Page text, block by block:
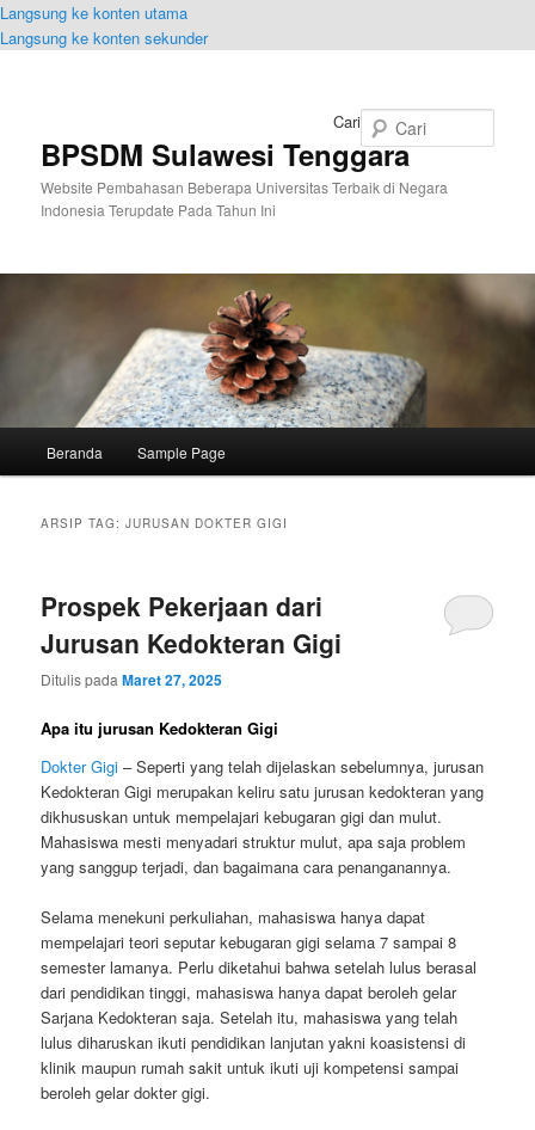
Langsung ke konten utama
Langsung ke konten sekunder
BPSDM Sulawesi Tenggara
Website Pembahasan Beberapa Universitas Terbaik di Negara
Indonesia Terupdate Pada Tahun Ini
Cari
Beranda Sample Page
ARSIP TAG:JURUSAN DOKTER GIGI
Prospek Pekerjaan dari
Jurusan Kedokteran Gigi
Ditulis padaMaret 27, 2025
Apa itu jurusan Kedokteran Gigi
Dokter Gigi – Seperti yang telah dijelaskan sebelumnya, jurusan
Kedokteran Gigi merupakan keliru satu jurusan kedokteran yang
dikhususkan untuk mempelajari kebugaran gigi dan mulut.
Mahasiswa mesti menyadari struktur mulut, apa saja problem
yang sanggup terjadi, dan bagaimana cara penanganannya.
Selama menekuni perkuliahan, mahasiswa hanya dapat
mempelajari teori seputar kebugaran gigi selama 7 sampai 8
semester lamanya. Perlu diketahui bahwa setelah lulus berasal
dari pendidikan tinggi, mahasiswa hanya dapat beroleh gelar
Sarjana Kedokteran saja. Setelah itu, mahasiswa yang telah
lulus diharuskan ikuti pendidikan lanjutan yakni koasistensi di
klinik maupun rumah sakit untuk ikuti uji kompetensi sampai
beroleh gelar dokter gigi.